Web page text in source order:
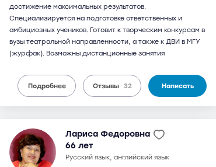
достижение максимальных результатов.
Специализируется на подготовке ответственных и
амбициозных учеников. Готовит к творческим конкурсам в
вузы театральной направленности, а также к ДВИ в МГУ
(журфак). Возможны дистанционные занятия
Подробнее Отзывы 32 Написать
Лариса Федоровна
66 лет
русский язык, английский язык